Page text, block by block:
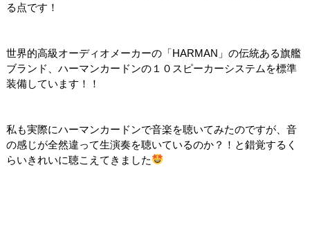
る点です！
世界的高級オーディオメーカーの「HARMAN」の伝統ある旗艦
ブランド、ハーマンカードンの１０スピーカーシステムを標準
装備しています！！
私も実際にハーマンカードンで音楽を聴いてみたのですが、音
の感じが全然違って生演奏を聴いているのか？！と錯覚するく
らいきれいに聴こえてきました